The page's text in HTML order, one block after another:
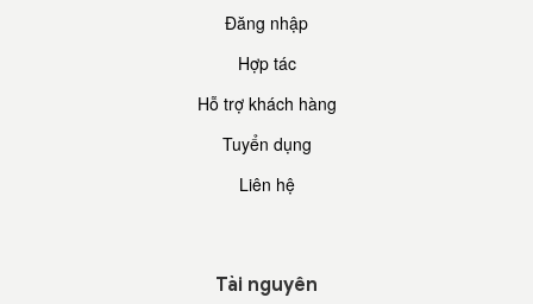
Đăng nhập
Hợp tác
Hỗ trợ khách hàng
Tuyển dụng
Liên hệ
Tài nguyên